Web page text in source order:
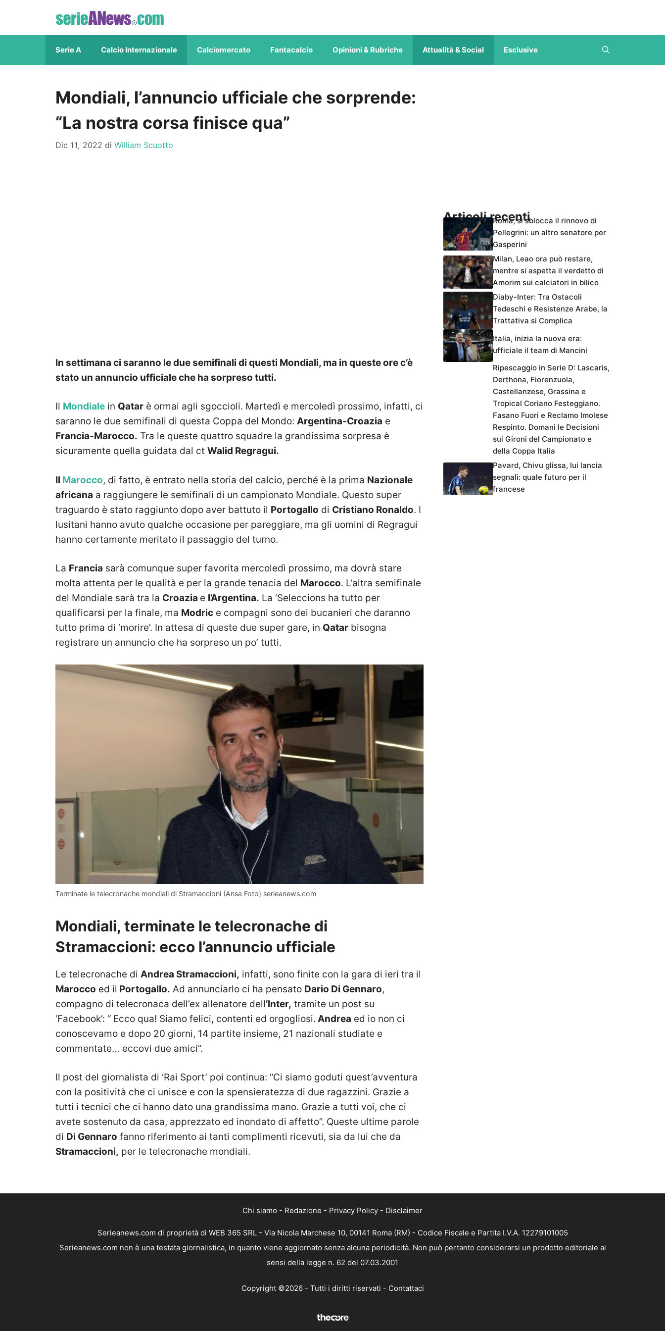
contenuto
Serie A Calcio Internazionale Calciomercato Fantacalcio Opinioni & Rubriche Attualità & Social Esclusive
Mondiali, l’annuncio ufficiale che sorprende:
“La nostra corsa finisce qua”
Dic 11, 2022 di William Scuotto
In settimana ci saranno le due semifinali di questi Mondiali, ma in queste ore c’è
stato un annuncio ufficiale che ha sorpreso tutti.
Il Mondiale in Qatar è ormai agli sgoccioli. Martedì e mercoledì prossimo, infatti, ci
saranno le due semifinali di questa Coppa del Mondo: Argentina-Croazia e
Francia-Marocco. Tra le queste quattro squadre la grandissima sorpresa è
sicuramente quella guidata dal ct Walid Regragui.
Il Marocco, di fatto, è entrato nella storia del calcio, perché è la prima Nazionale
africana a raggiungere le semifinali di un campionato Mondiale. Questo super
traguardo è stato raggiunto dopo aver battuto il Portogallo di Cristiano Ronaldo. I
lusitani hanno avuto qualche occasione per pareggiare, ma gli uomini di Regragui
hanno certamente meritato il passaggio del turno.
La Francia sarà comunque super favorita mercoledì prossimo, ma dovrà stare
molta attenta per le qualità e per la grande tenacia del Marocco. L’altra semifinale
del Mondiale sarà tra la Croazia e l’Argentina. La ‘Seleccions ha tutto per
qualificarsi per la finale, ma Modric e compagni sono dei bucanieri che daranno
tutto prima di ‘morire’. In attesa di queste due super gare, in Qatar bisogna
registrare un annuncio che ha sorpreso un po’ tutti.
Terminate le telecronache mondiali di Stramaccioni (Ansa Foto) serieanews.com
Mondiali, terminate le telecronache di
Stramaccioni: ecco l’annuncio ufficiale
Le telecronache di Andrea Stramaccioni, infatti, sono finite con la gara di ieri tra il
Marocco ed il Portogallo. Ad annunciarlo ci ha pensato Dario Di Gennaro,
compagno di telecronaca dell’ex allenatore dell’Inter, tramite un post su
‘Facebook’: “ Ecco qua! Siamo felici, contenti ed orgogliosi. Andrea ed io non ci
conoscevamo e dopo 20 giorni, 14 partite insieme, 21 nazionali studiate e
commentate… eccovi due amici”.
Il post del giornalista di ‘Rai Sport’ poi continua: “Ci siamo goduti quest’avventura
con la positività che ci unisce e con la spensieratezza di due ragazzini. Grazie a
tutti i tecnici che ci hanno dato una grandissima mano. Grazie a tutti voi, che ci
avete sostenuto da casa, apprezzato ed inondato di affetto”. Queste ultime parole
di Di Gennaro fanno riferimento ai tanti complimenti ricevuti, sia da lui che da
Stramaccioni, per le telecronache mondiali.
Articoli recentiRoma, si sblocca il rinnovo di
Pellegrini: un altro senatore per
Gasperini
Milan, Leao ora può restare,
mentre si aspetta il verdetto di
Amorim sui calciatori in bilico
Diaby-Inter: Tra Ostacoli
Tedeschi e Resistenze Arabe, la
Trattativa si Complica
Italia, inizia la nuova era:
ufficiale il team di Mancini
Ripescaggio in Serie D: Lascaris,
Derthona, Fiorenzuola,
Castellanzese, Grassina e
Tropical Coriano Festeggiano.
Fasano Fuori e Reclamo Imolese
Respinto. Domani le Decisioni
sui Gironi del Campionato e
della Coppa Italia
Pavard, Chivu glissa, lui lancia
segnali: quale futuro per il
francese
Chi siamo - Redazione - Privacy Policy - Disclaimer
Serieanews.com di proprietà di WEB 365 SRL - Via Nicola Marchese 10, 00141 Roma (RM) - Codice Fiscale e Partita I.V.A. 12279101005
Serieanews.com non è una testata giornalistica, in quanto viene aggiornato senza alcuna periodicità. Non può pertanto considerarsi un prodotto editoriale ai
sensi della legge n. 62 del 07.03.2001
Copyright ©2026 - Tutti i diritti riservati - Contattaci